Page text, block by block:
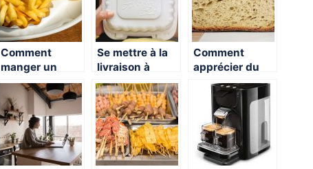
Comment
manger un
kebab en 2020
?
Se mettre à la
livraison à
domicile.
Comment
apprécier du
bon pain frais
chez soi ?